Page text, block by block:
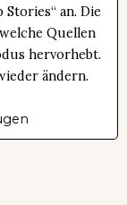
an. Die
Quellen
hervorhebt.
ändern.